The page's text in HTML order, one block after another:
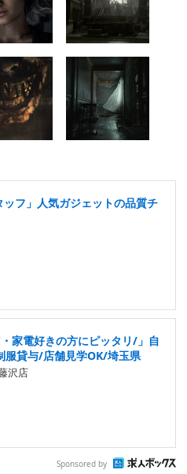
ッフ」人気ガジェットの品質チ
家電好きの方にピッタリ/」自
服貸与/店舗見学OK/埼玉県
沢店
Sponsored by